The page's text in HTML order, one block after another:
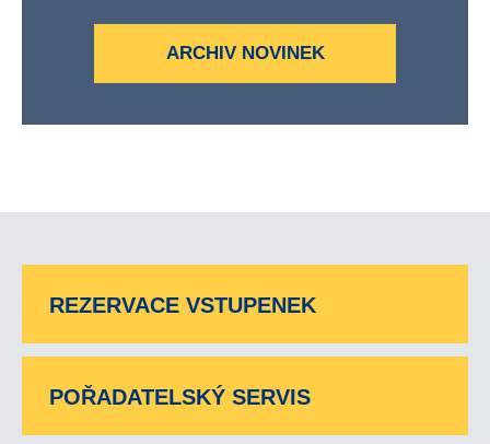
ARCHIV NOVINEK
REZERVACE VSTUPENEK
POŘADATELSKÝ SERVIS